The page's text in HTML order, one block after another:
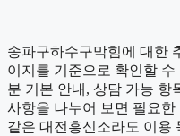
송파구하수구막힘에 대한
이지를 기준으로 확인할 수
분 기본 안내, 상담 가능 항
사항을 나누어 보면 필요
같은 대전흥신소라도 이용